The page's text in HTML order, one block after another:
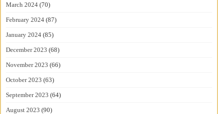
March 2024 (70)
February 2024 (87)
January 2024 (85)
December 2023 (68)
November 2023 (66)
October 2023 (63)
September 2023 (64)
August 2023 (90)